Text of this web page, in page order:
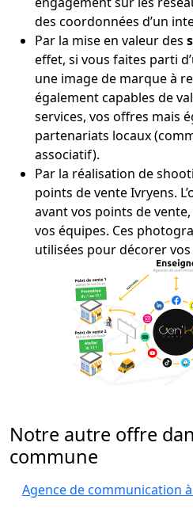
des coordonnées d’un
Par la mise en valeur des
effet, si vous faites parti
une image de marque à
également capables de
services, vos offres mais
partenariats locaux
associatif).
Par la réalisation de
points de vente Ivryens.
avant vos points de
vos équipes. Ces
utilisées pour décorer vos
Notre autre offre
commune
Agence de communication